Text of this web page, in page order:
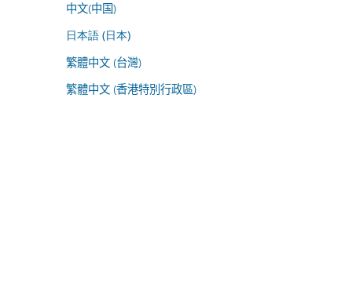
中文(中国)
日本語 (日本)
繁體中文 (台灣)
繁體中文 (香港特別行政區)